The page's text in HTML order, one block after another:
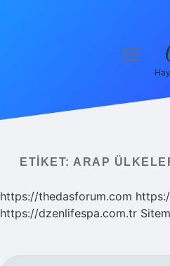
Yasal Uyarı
Hakkımızda
menüyü
ETIKET: ARAP
https://thedasforum.com
https://dzenlifespa.com.tr